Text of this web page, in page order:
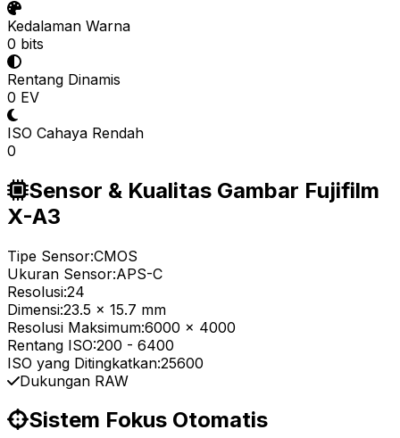
Kedalaman Warna
0 bits
Rentang Dinamis
0 EV
ISO Cahaya Rendah
0
Sensor & Kualitas Gambar Fujifilm
X-A3
Tipe Sensor:CMOS
Ukuran Sensor:APS-C
Resolusi:24
Dimensi:23.5 x 15.7 mm
Resolusi Maksimum:6000 x 4000
Rentang ISO:200 - 6400
ISO yang Ditingkatkan:25600
Dukungan RAW
Sistem Fokus Otomatis